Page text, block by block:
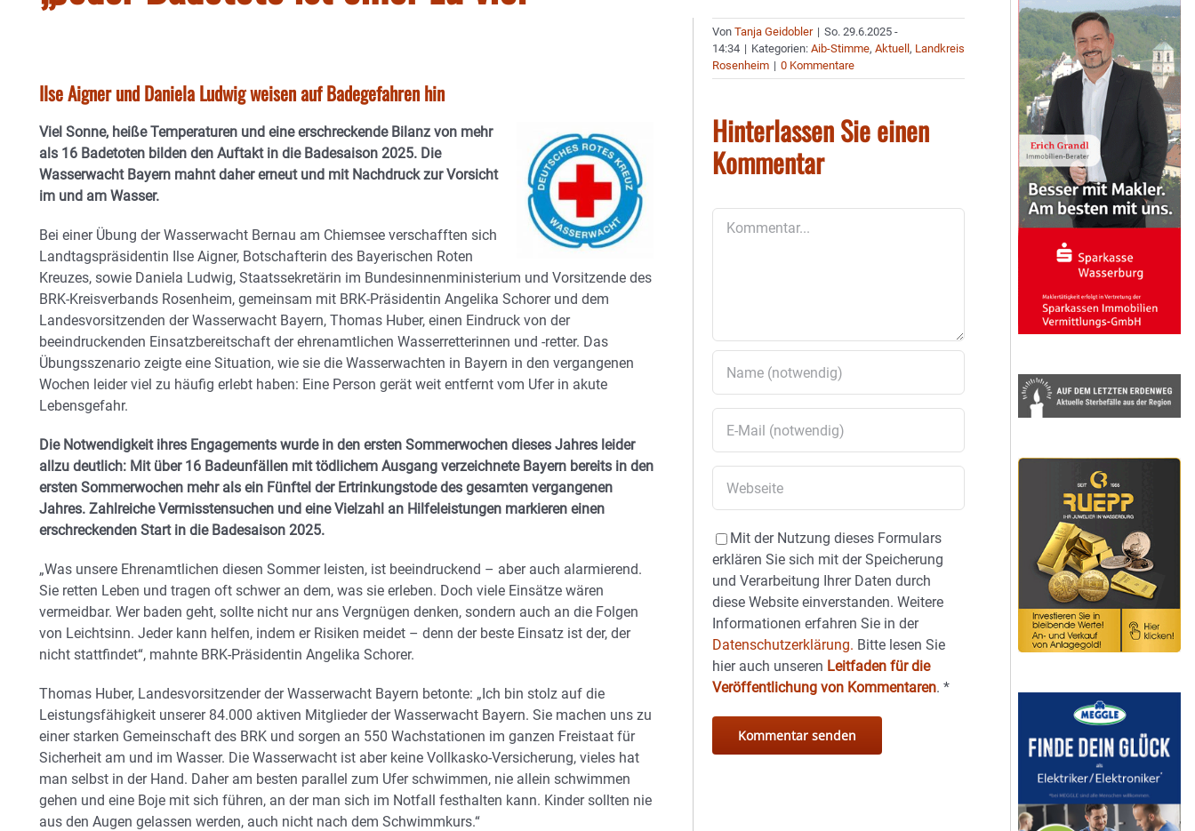
Ilse Aigner und Daniela Ludwig weisen auf Badegefahren hin
Viel Sonne, heiße Temperaturen und eine erschreckende Bilanz von mehr
als 16 Badetoten bilden den Auftakt in die Badesaison 2025. Die
Wasserwacht Bayern mahnt daher erneut und mit Nachdruck zur Vorsicht
im und am Wasser.
Bei einer Übung der Wasserwacht Bernau am Chiemsee verschafften sich
Landtagspräsidentin Ilse Aigner, Botschafterin des Bayerischen Roten
Kreuzes, sowie Daniela Ludwig, Staatssekretärin im Bundesinnenministerium und Vorsitzende des
BRK-Kreisverbands Rosenheim, gemeinsam mit BRK-Präsidentin Angelika Schorer und dem
Landesvorsitzenden der Wasserwacht Bayern, Thomas Huber, einen Eindruck von der
beeindruckenden Einsatzbereitschaft der ehrenamtlichen Wasserretterinnen und -retter. Das
Übungsszenario zeigte eine Situation, wie sie die Wasserwachten in Bayern in den vergangenen
Wochen leider viel zu häufig erlebt haben: Eine Person gerät weit entfernt vom Ufer in akute
Lebensgefahr.
Die Notwendigkeit ihres Engagements wurde in den ersten Sommerwochen dieses Jahres leider
allzu deutlich: Mit über 16 Badeunfällen mit tödlichem Ausgang verzeichnete Bayern bereits in den
ersten Sommerwochen mehr als ein Fünftel der Ertrinkungstode des gesamten vergangenen
Jahres. Zahlreiche Vermisstensuchen und eine Vielzahl an Hilfeleistungen markieren einen
erschreckenden Start in die Badesaison 2025.
„Was unsere Ehrenamtlichen diesen Sommer leisten, ist beeindruckend – aber auch alarmierend.
Sie retten Leben und tragen oft schwer an dem, was sie erleben. Doch viele Einsätze wären
vermeidbar. Wer baden geht, sollte nicht nur ans Vergnügen denken, sondern auch an die Folgen
von Leichtsinn. Jeder kann helfen, indem er Risiken meidet – denn der beste Einsatz ist der, der
nicht stattfindet“, mahnte BRK-Präsidentin Angelika Schorer.
Thomas Huber, Landesvorsitzender der Wasserwacht Bayern betonte: „Ich bin stolz auf die
Leistungsfähigkeit unserer 84.000 aktiven Mitglieder der Wasserwacht Bayern. Sie machen uns zu
einer starken Gemeinschaft des BRK und sorgen an 550 Wachstationen im ganzen Freistaat für
Sicherheit am und im Wasser. Die Wasserwacht ist aber keine Vollkasko-Versicherung, vieles hat
man selbst in der Hand. Daher am besten parallel zum Ufer schwimmen, nie allein schwimmen
gehen und eine Boje mit sich führen, an der man sich im Notfall festhalten kann. Kinder sollten nie
aus den Augen gelassen werden, auch nicht nach dem Schwimmkurs.“
VonTanja Geidobler | So. 29.6.2025 -
14:34 | Kategorien:Aib-Stimme,Aktuell, Landkreis
Rosenheim | 0 Kommentare
Hinterlassen Sie einen
Kommentar
Mit der Nutzung dieses Formulars
erklären Sie sich mit der Speicherung
und Verarbeitung Ihrer Daten durch
diese Website einverstanden. Weitere
Informationen erfahren Sie in der
Datenschutzerklärung. Bitte lesen Sie
hier auch unseren Leitfaden für die
Veröffentlichung von Kommentaren.*